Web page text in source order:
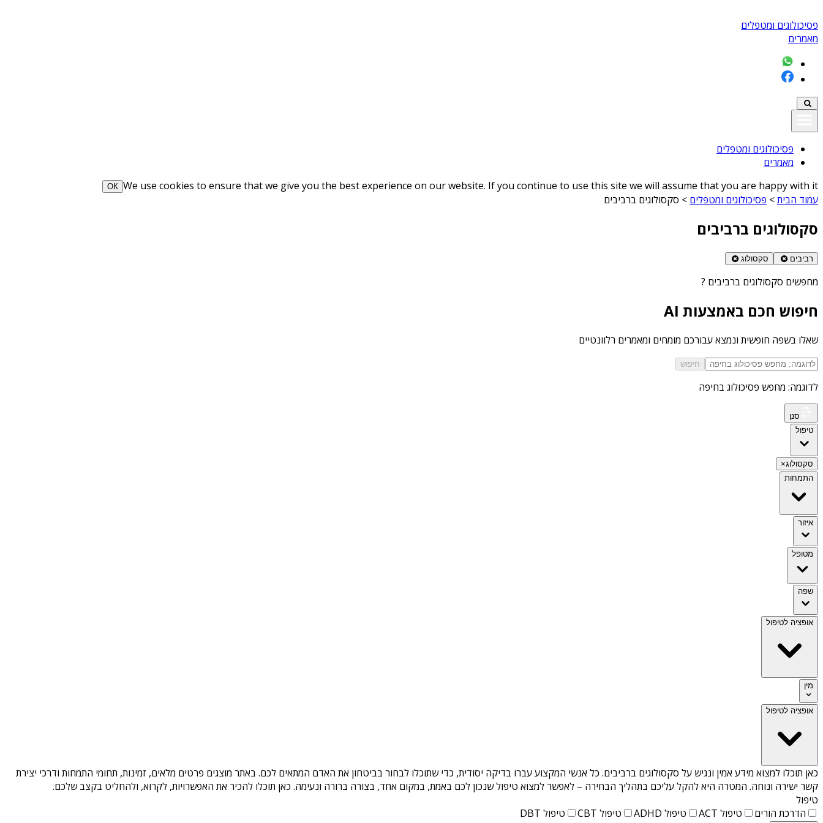
פסיכולוגים ומטפלים
מאמרים
פסיכולוגים ומטפלים
מאמרים
We use cookies to ensure that we give you the best experience on our website. If you continue to use this site we will assume that you are happy with it
ОК
עמוד הבית> פסיכולוגים ומטפלים > סקסולוגים ברביבים
סקסולוגים ברביבים
רביבים סקסולוג
מחפשים סקסולוגים ברביבים ?
חיפוש חכם באמצעות AI
שאלו בשפה חופשית ונמצא עבורכם מומחים ומאמרים רלוונטיים
חיפוש
לדוגמה: מחפש פסיכולוג בחיפה
סנן
טיפול
סקסולוג×
התמחות
איזור
מטופל
שפה
אופציה לטיפול
מין
אופציה לטיפול
כאן תוכלו למצוא מידע אמין ונגיש על סקסולוגים ברביבים. כל אנשי המקצוע עברו בדיקה יסודית, כדי שתוכלו לבחור בביטחון את האדם המתאים לכם. באתר מוצגים פרטים מלאים, זמינות, תחומי התמחות ודרכי יצירת
קשר ישירה ונוחה. המטרה היא להקל עליכם בתהליך הבחירה – לאפשר למצוא טיפול שנכון לכם באמת, במקום אחד, בצורה ברורה ונעימה. כאן תוכלו להכיר את האפשרויות, לקרוא, ולהחליט בקצב שלכם.
טיפול
הדרכת הורים
טיפול ACT טיפול ADHD טיפול CBT טיפול DBT